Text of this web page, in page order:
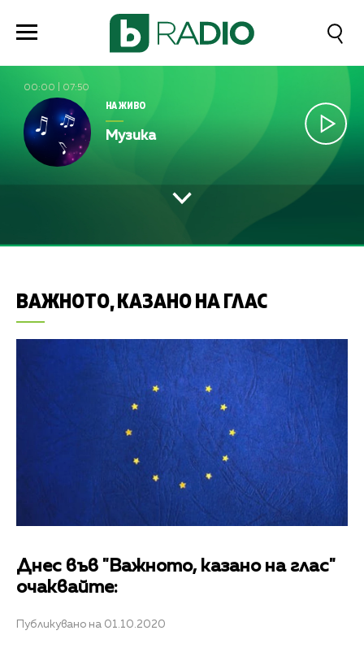
00:00 07:50
НА ЖИВО
Музика
ВАЖНОТО, КАЗАНО НА ГЛАС
Днес във "Важното, казано на глас"
очаквайте:
Публикувано на 01.10.2020